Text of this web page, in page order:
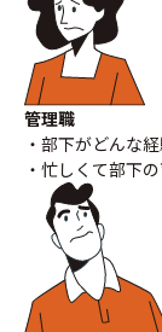
管理職
・部下がどんな
・忙しくて部下